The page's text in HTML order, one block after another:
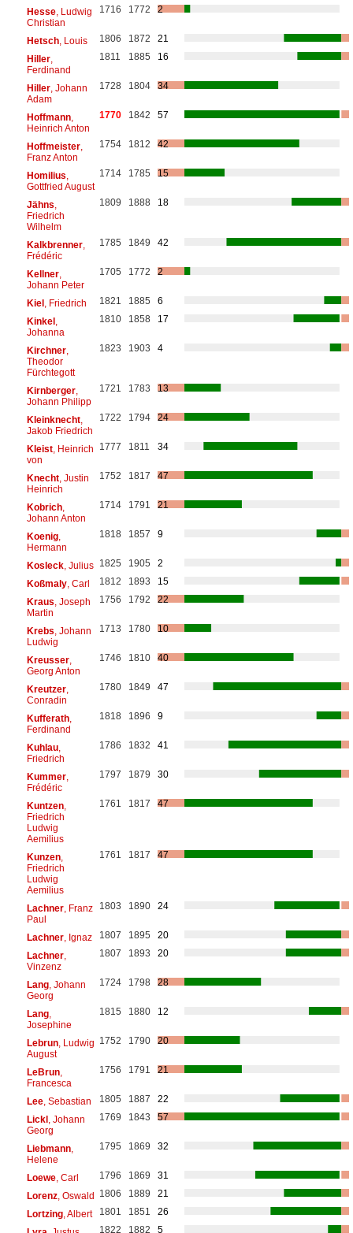
Hesse, Ludwig
Christian
1716 1772 2
Hetsch, Louis 1806 1872
21
Hiller,
Ferdinand
1811 1885 16
Hiller, Johann
Adam
1728 1804 34
Hoffmann,
Heinrich Anton
1770 1842 57
Hoffmeister,
Franz Anton
1754 1812 42
Homilius
Gottfried August
1714 1785 15
Jähns
Friedrich
Wilhelm
1809 1888 18
Kalkbrenner,
Frédéric
1785 1849 42
Kellner,
Johann Peter
1705 1772 2
Kiel, Friedrich 1821 1885
6
Kinkel,
Johanna
1810 1858 17
Kirchner,
Theodor
Fürchtegott
1823 1903 4
Kirnberger,
Johann Philipp
1721 1783 13
Kleinknecht,
Jakob Friedrich
1722 1794 24
Kleist, Heinrich
von
1777 1811 34
Knecht, Justin
Heinrich
1752 1817 47
Kobrich,
Johann Anton
1714 1791 21
Koenig,
Hermann
1818 1857 9
Kosleck, Julius 1825 1905
2
Koßmaly, Carl 1812 1893
15
Kraus , Joseph
Martin
1756 1792 22
Krebs , Johann
Ludwig
1713 1780 10
Kreusser,
Georg Anton
1746 1810 40
Kreutzer,
Conradin
1780 1849 47
Kufferath,
Ferdinand
1818 1896 9
Kuhlau,
Friedrich
1786 1832 41
Kummer,
Frédéric
1797 1879 30
Kuntzen,
Friedrich
Ludwig
Aemilius
1761 1817 47
Kunzen,
Friedrich
Ludwig
Aemilius
1761 1817 47
Lachner, Franz
Paul
1803 1890 24
Lachner, Ignaz 1807 1895
20
Lachner,
Vinzenz
1807 1893 20
Lang, Johann
Georg
1724 1798 28
Lang,
Josephine
1815 1880 12
Lebrun, Ludwig
August
1752 1790 20
LeBrun,
Francesca
1756 1791 21
Lee, Sebastian 1805 1887
22
Lickl, Johann
Georg
1769 1843 57
Liebmann,
Helene
1795 1869 32
Loewe, Carl 1796 1869
31
Lorenz, Oswald 1806 1889
21
Lortzing, Albert 1801 1851
26
1822 1882 5